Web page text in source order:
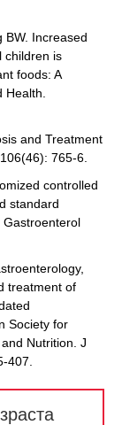
BW. Increased
children is
foods: A
and Treatment
765-6.
controlled
standard
treatment of
Society for
Nutrition. J
407.